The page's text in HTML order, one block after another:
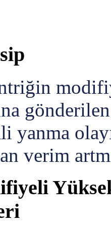
yanma
verim